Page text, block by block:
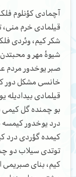
آچمادی کؤنلوم
قیلمادی خرم منی،
شکر کیم، وئردی
شیوۀ مهر و
صبر یوخدور مردم
خانسی مشکل دور
قیلمادی بیدادیله
بو چمنده گل کیمی
درد یوخدور
کیمده گؤردی درد
توتدی سیلاب دو
کیم، بنای صبریمی